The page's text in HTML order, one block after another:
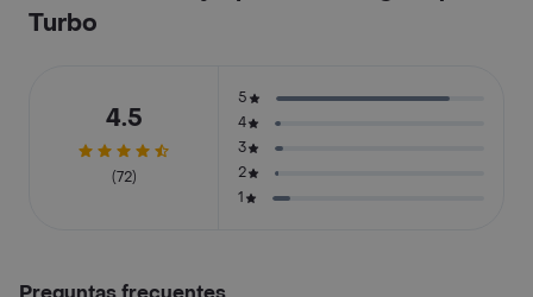
Turbo
4.5
(72)
5
4
3
2
1